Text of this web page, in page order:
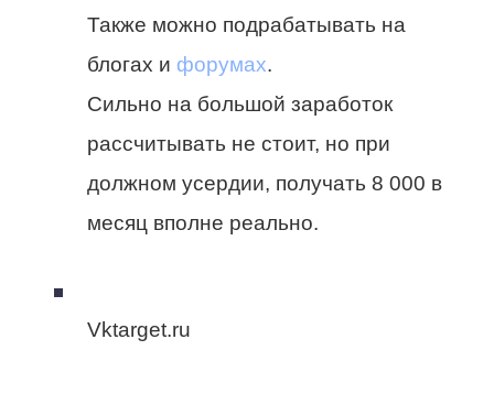
Также можно подрабатывать на
блогах и форумах.
Сильно на большой заработок
рассчитывать не стоит, но при
должном усердии, получать 8 000 в
месяц вполне реально.
Vktarget.ru